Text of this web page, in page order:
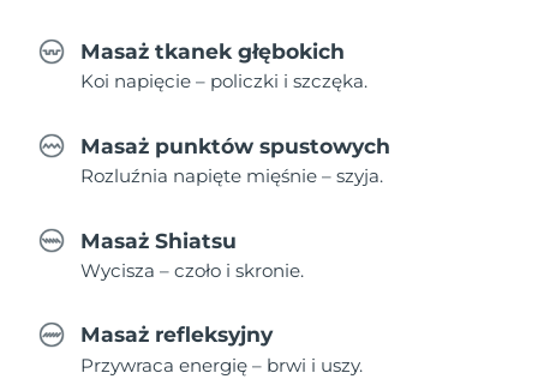
Masaż tkanek głębokich
Koi napięcie – policzki i szczęka.
Masaż punktów spustowych
Rozluźnia napięte mięśnie – szyja.
Masaż Shiatsu
Wycisza – czoło i skronie.
Masaż refleksyjny
Przywraca energię – brwi i uszy.